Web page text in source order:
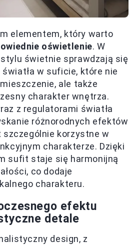
elementem, który warto
oświetlenie. W
świetnie sprawdzają się
światła w suficie, które nie
ale także
charakter wnętrza.
z regulatorami światła
różnorodnych efektów
korzystne w
charakterze. Dzięki
sufit staje się harmonijną
co dodaje
charakteru.
efektu
detale
design, z